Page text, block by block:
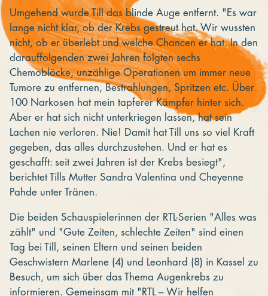
Umgehend wurde Till das blinde Auge entfernt. "Es war
lange nicht klar, ob der Krebs gestreut hat. Wir wussten
nicht, ob er überlebt und welche Chancen er hat. In den
darauffolgenden zwei Jahren folgten sechs
Chemoblöcke, unzählige Operationen um immer neue
Tumore zu entfernen, Bestrahlungen, Spritzen etc. Über
100 Narkosen hat mein tapferer Kämpfer hinter sich.
Aber er hat sich nicht unterkriegen lassen, hat sein
Lachen nie verloren. Nie! Damit hat Till uns so viel Kraft
gegeben, das alles durchzustehen. Und er hat es
geschafft: seit zwei Jahren ist der Krebs besiegt",
berichtet Tills Mutter Sandra Valentina und Cheyenne
Pahde unter Tränen.
Die beiden Schauspielerinnen der RTL-Serien "Alles was
zählt" und "Gute Zeiten, schlechte Zeiten" sind einen
Tag bei Till, seinen Eltern und seinen beiden
Geschwistern Marlene (4) und Leonhard (8) in Kassel zu
Besuch, um sich über das Thema Augenkrebs zu
informieren. Gemeinsam mit "RTL – Wir helfen